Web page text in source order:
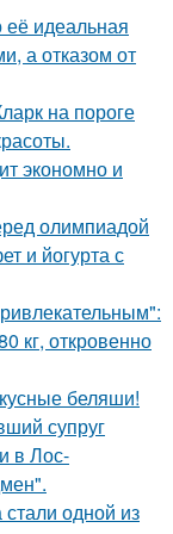
идеальная
а отказом от
на пороге
экономно и
олимпиадой
и йогурта с
кг, откровенно
беляши!
супруг
в Лос-
одной из